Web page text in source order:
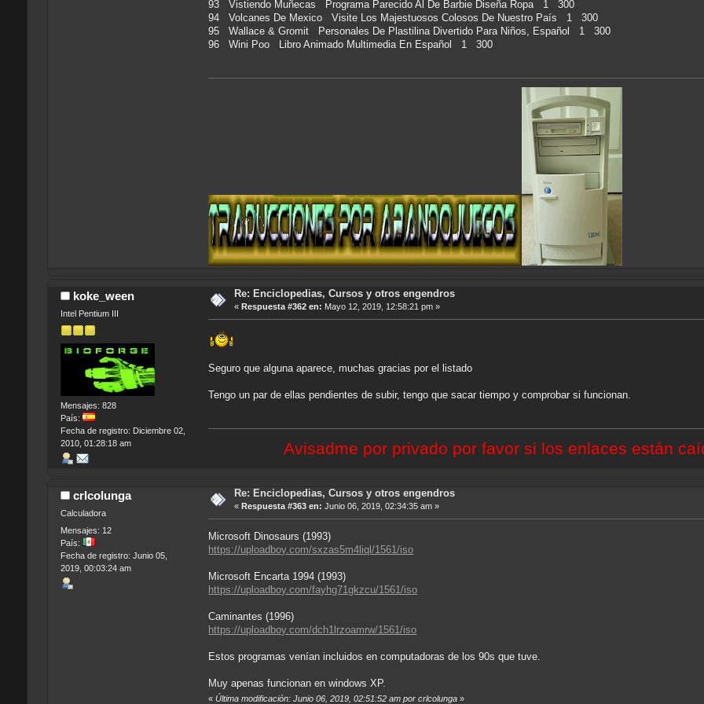
93 Vistiendo Muñecas Programa Parecido Al De Barbie Diseña Ropa 1 300
94 Volcanes De Mexico Visite Los Majestuosos Colosos De Nuestro País 1 300
95 Wallace & Gromit Personales De Plastilina Divertido Para Niños, Español 1 300
96 Wini Poo Libro Animado Multimedia En Español 1 300
koke_ween
Intel Pentium III
Mensajes: 828
País:
Fecha de registro: Diciembre 02,
2010, 01:28:18 am
Re: Enciclopedias, Cursos y otros engendros
« Respuesta #362 en: Mayo 12, 2019, 12:58:21 pm »
Seguro que alguna aparece, muchas gracias por el listado
Tengo un par de ellas pendientes de subir, tengo que sacar tiempo y comprobar si funcionan.
Avisadme por privado por favor si los enlaces están
crlcolunga
Calculadora
Mensajes: 12
País:
Fecha de registro: Junio 05,
2019, 00:03:24 am
Re: Enciclopedias, Cursos y otros engendros
« Respuesta #363 en: Junio 06, 2019, 02:34:35 am »
Microsoft Dinosaurs (1993)
https://uploadboy.com/sxzas5m4liql/1561/iso
Microsoft Encarta 1994 (1993)
https://uploadboy.com/fayhg71gkzcu/1561/iso
Caminantes (1996)
https://uploadboy.com/dch1lrzoamrw/1561/iso
Estos programas venían incluidos en computadoras de los 90s que tuve.
Muy apenas funcionan en windows XP.
«Última modificación: Junio 06, 2019, 02:51:52 am por crlcolunga »